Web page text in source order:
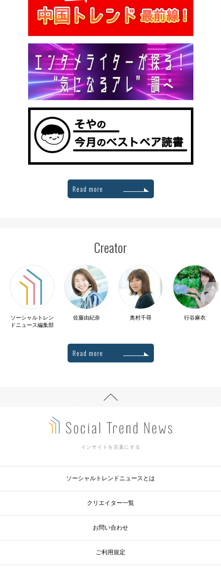
Read more
Creator
ソーシャルトレン
ドニュース編集部
佐藤由紀奈 奥村千尋 行谷麻衣
Read more
インサイトを言葉にする
ソーシャルトレンドニュースとは
クリエイター一覧
お問い合わせ
ご利用規定